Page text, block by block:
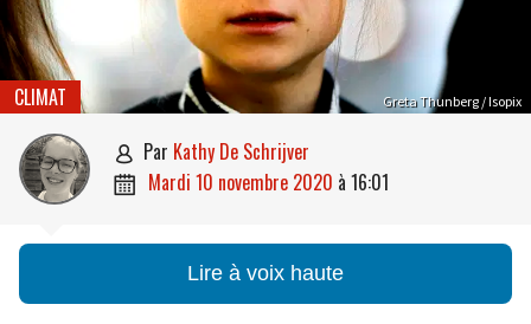
Greta Thunberg / Isopix
CLIMAT
 par Kathy De Schrijver
 mardi 10 novembre 2020 à 16:01
Lire à voix haute